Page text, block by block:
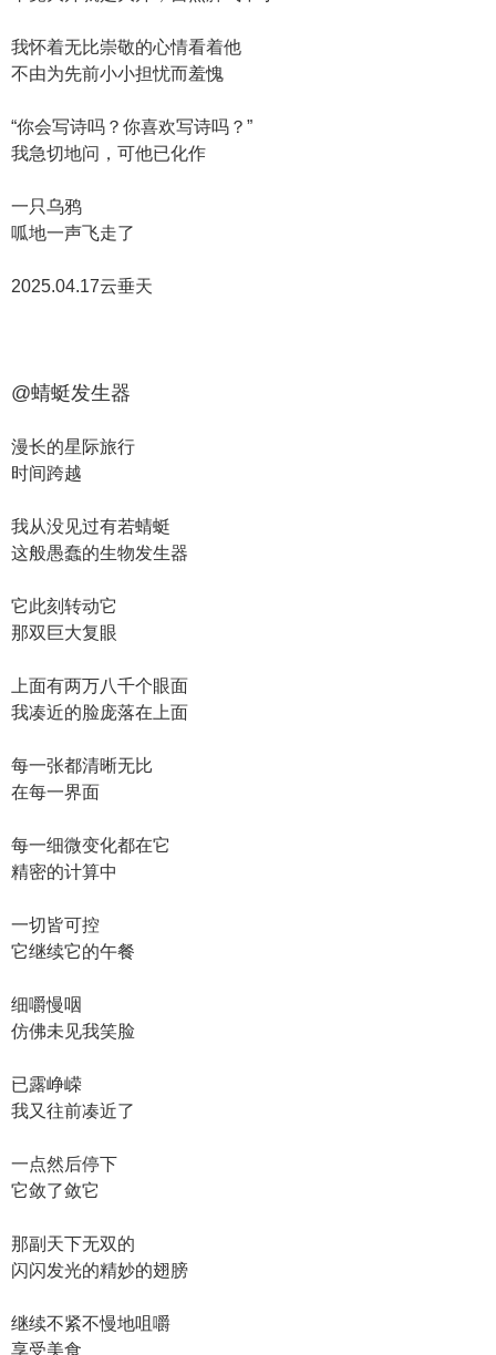
我怀着无比崇敬的心情看着他
不由为先前小小担忧而羞愧
“你会写诗吗？你喜欢写诗吗？”
我急切地问，可他已化作
一只乌鸦
呱地一声飞走了
2025.04.17云垂天
@蜻蜓发生器
漫长的星际旅行
时间跨越
我从没见过有若蜻蜓
这般愚蠢的生物发生器
它此刻转动它
那双巨大复眼
上面有两万八千个眼面
我凑近的脸庞落在上面
每一张都清晰无比
在每一界面
每一细微变化都在它
精密的计算中
一切皆可控
它继续它的午餐
细嚼慢咽
仿佛未见我笑脸
已露峥嵘
我又往前凑近了
一点然后停下
它敛了敛它
那副天下无双的
闪闪发光的精妙的翅膀
继续不紧不慢地咀嚼
享受美食